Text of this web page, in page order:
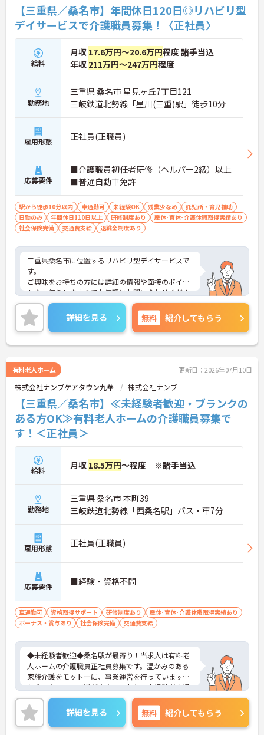
【三重県／桑名市】年間休日120日◎リハビリ型
デイサービスで介護職員募集！〈正社員〉
給料
月収 17.6万円～20.6万円程度 諸手当込
年収 211万円～247万円程度
勤務地
三重県 桑名市 星見ヶ丘7丁目121
三岐鉄道北勢線「星川(三重)駅」徒歩10分
雇用形態 正社員(正職員)
応募要件
■介護職員初任者研修（ヘルパー2級）以上
■普通自動車免許
駅から徒歩10分以内 車通勤可 未経験OK 残業少なめ
託児所・育児補助
日勤のみ
年間休日110日以上 研修制度あり
産休･育休･介護休暇取得実績あり
社会保険完備
交通費支給 退職金制度あり
三重県桑名市に位置するリハビリ型デイサービスで
す。
ご興味をお持ちの方には詳細の情報や面接のポイン
トをお伝えしますのでお気軽にお問い合わせくださ
いませ。
詳細を見る 無料 紹介してもらう
有料老人ホーム 更新日：2026年07月10日
株式会社ナンブケアタウン九華 株式会社ナンブ
【三重県／桑名市】≪未経験者歓迎・ブランクの
ある方OK≫有料老人ホームの介護職員募集で
す！＜正社員＞
給料 月収 18.5万円～程度 ※諸手当込
勤務地
三重県 桑名市 本町39
三岐鉄道北勢線「西桑名駅」バス・車7分
雇用形態 正社員(正職員)
応募要件 ■経験・資格不問
車通勤可 資格取得サポート 研修制度あり
産休･育休･介護休暇取得実績あり
ボーナス・賞与あり
社会保険完備 交通費支給
◆未経験者歓迎◆桑名駅が最寄り！当求人は有料老
人ホームの介護職員正社員募集です。温かみのある
家族介護をモットーに、事業運営を行っています。
先輩スタッフの指導が充実しており、未経験者や経
験の浅い方、ブランクのある方も挑戦できます。
ご興味ある方には、面接対策ポイントなど、さらに
詳細をお話しいたしますのでお気軽にご相談くださ
い
詳細を見る 無料 紹介してもらう